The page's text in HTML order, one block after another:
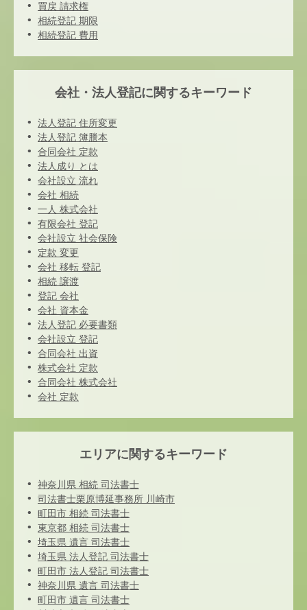
買戻 請求権
相続登記 期限
相続登記 費用
会社・法人登記に関するキーワード
法人登記 住所変更
法人登記 簿謄本
合同会社 定款
法人成り とは
会社設立 流れ
会社 相続
一人 株式会社
有限会社 登記
会社設立 社会保険
定款 変更
会社 移転 登記
相続 譲渡
登記 会社
会社 資本金
法人登記 必要書類
会社設立 登記
合同会社 出資
株式会社 定款
合同会社 株式会社
会社 定款
エリアに関するキーワード
神奈川県 相続 司法書士
司法書士栗原博延事務所 川崎市
町田市 相続 司法書士
東京都 相続 司法書士
埼玉県 遺言 司法書士
埼玉県 法人登記 司法書士
町田市 法人登記 司法書士
神奈川県 遺言 司法書士
町田市 遺言 司法書士